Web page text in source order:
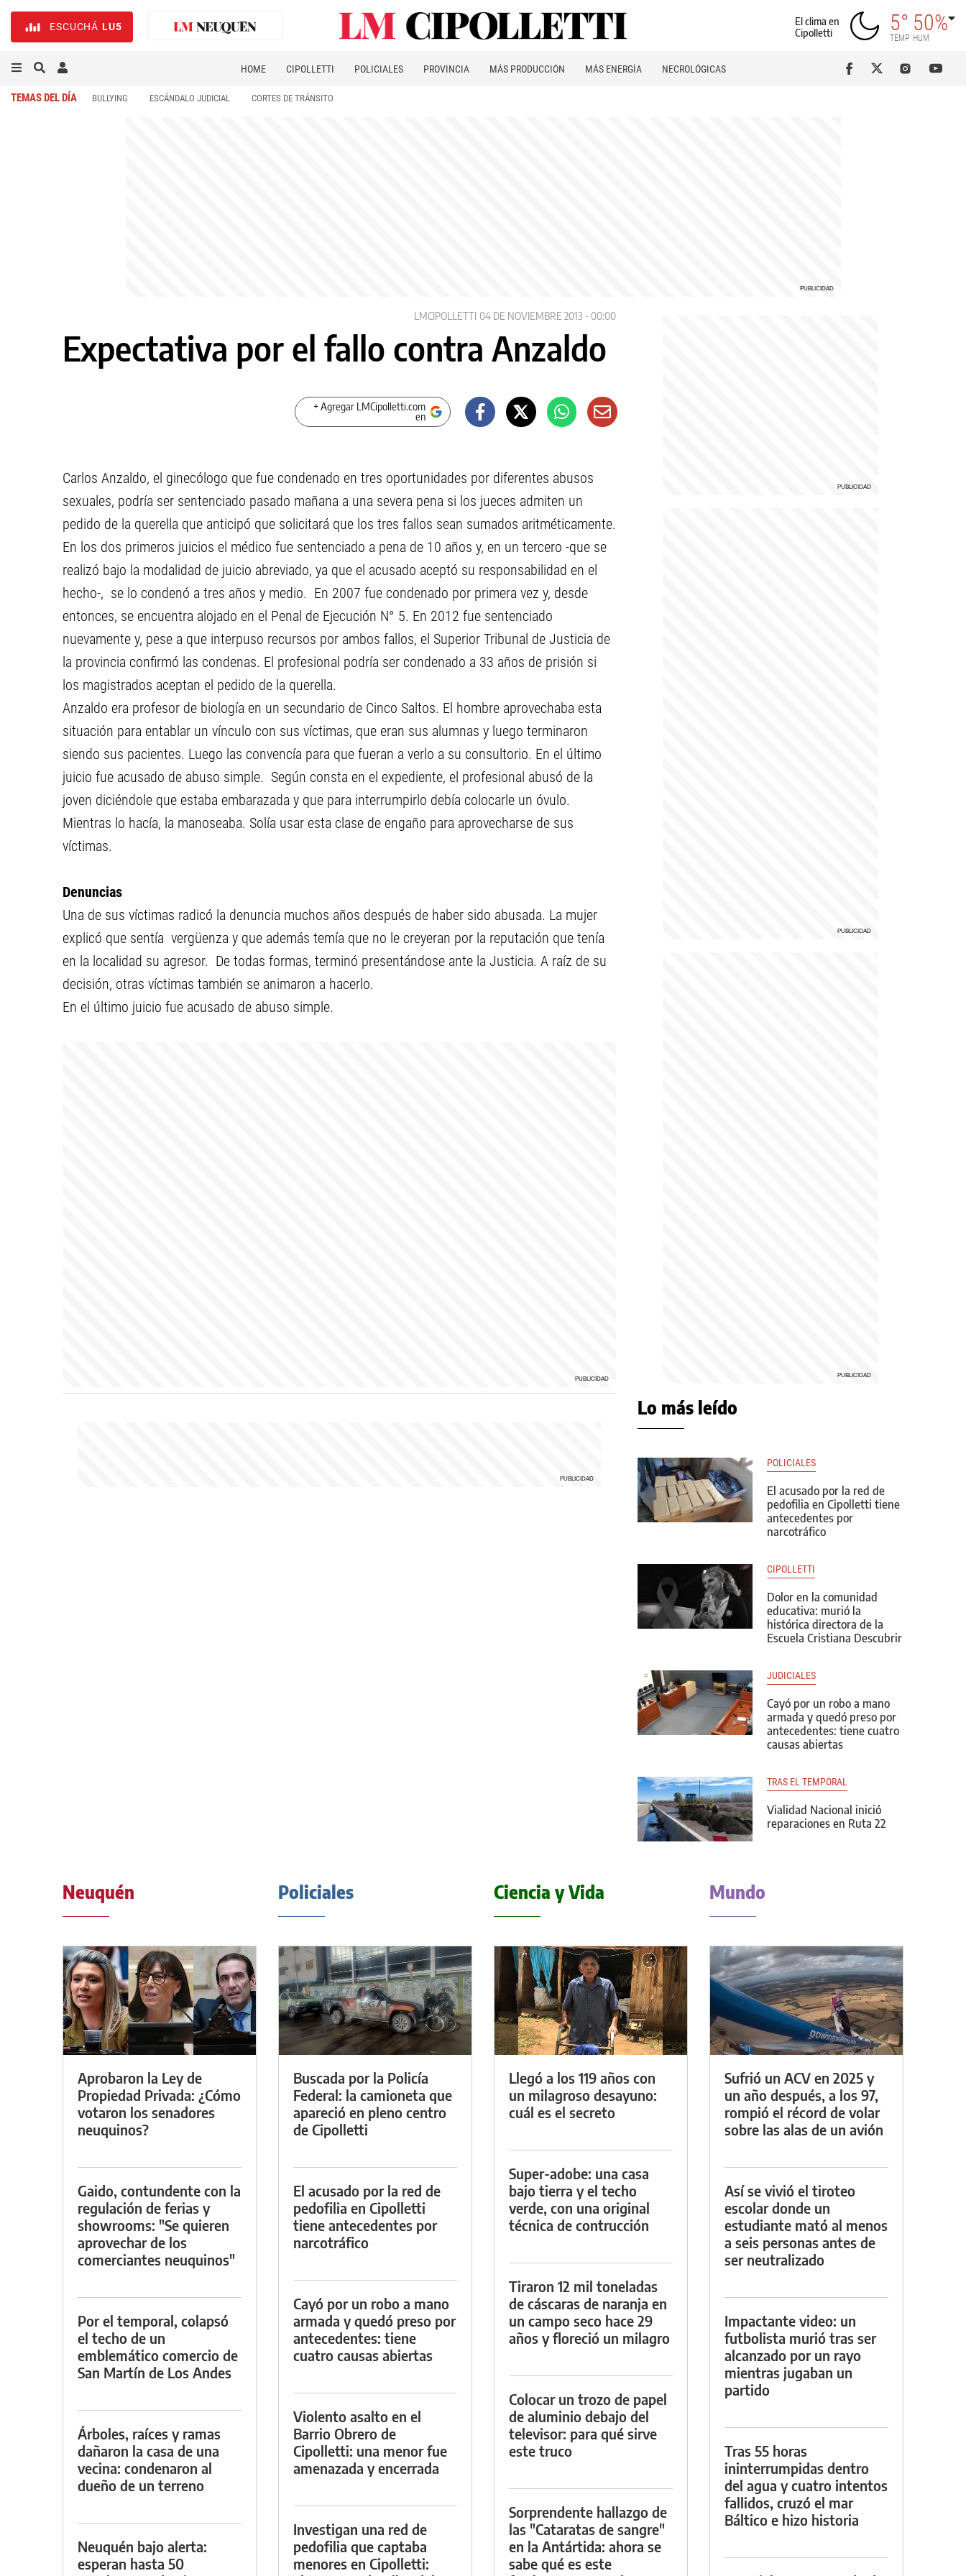
ESCUCHÁ LU5
El clima en
Cipolletti
5°
TEMP
50%
HUM
HOME CIPOLLETTI POLICIALES PROVINCIA MÁS PRODUCCIÓN MÁS ENERGÍA NECROLÓGICAS
TEMAS DEL DÍA BULLYING ESCÁNDALO JUDICIAL CORTES DE TRÁNSITO
LMCIPOLLETTI 04 DE NOVIEMBRE 2013 - 00:00
Expectativa por el fallo contra Anzaldo
+ Agregar LMCipolletti.com
en
Carlos Anzaldo, el ginecólogo que fue condenado en tres oportunidades por diferentes abusos
sexuales, podría ser sentenciado pasado mañana a una severa pena si los jueces admiten un
pedido de la querella que anticipó que solicitará que los tres fallos sean sumados aritméticamente.
En los dos primeros juicios el médico fue sentenciado a pena de 10 años y, en un tercero -que se
realizó bajo la modalidad de juicio abreviado, ya que el acusado aceptó su responsabilidad en el
hecho-, se lo condenó a tres años y medio. En 2007 fue condenado por primera vez y, desde
entonces, se encuentra alojado en el Penal de Ejecución N° 5. En 2012 fue sentenciado
nuevamente y, pese a que interpuso recursos por ambos fallos, el Superior Tribunal de Justicia de
la provincia confirmó las condenas. El profesional podría ser condenado a 33 años de prisión si
los magistrados aceptan el pedido de la querella.
Anzaldo era profesor de biología en un secundario de Cinco Saltos. El hombre aprovechaba esta
situación para entablar un vínculo con sus víctimas, que eran sus alumnas y luego terminaron
siendo sus pacientes. Luego las convencía para que fueran a verlo a su consultorio. En el último
juicio fue acusado de abuso simple. Según consta en el expediente, el profesional abusó de la
joven diciéndole que estaba embarazada y que para interrumpirlo debía colocarle un óvulo.
Mientras lo hacía, la manoseaba. Solía usar esta clase de engaño para aprovecharse de sus
víctimas.
Denuncias
Una de sus víctimas radicó la denuncia muchos años después de haber sido abusada. La mujer
explicó que sentía vergüenza y que además temía que no le creyeran por la reputación que tenía
en la localidad su agresor. De todas formas, terminó presentándose ante la Justicia. A raíz de su
decisión, otras víctimas también se animaron a hacerlo.
En el último juicio fue acusado de abuso simple.
Lo más leído
POLICIALES
El acusado por la red de
pedofilia en Cipolletti tiene
antecedentes por
narcotráfico
CIPOLLETTI
Dolor en la comunidad
educativa: murió la
histórica directora de la
Escuela Cristiana Descubrir
JUDICIALES
Cayó por un robo a mano
armada y quedó preso por
antecedentes: tiene cuatro
causas abiertas
TRAS EL TEMPORAL
Vialidad Nacional inició
reparaciones en Ruta 22
Neuquén
Aprobaron la Ley de
Propiedad Privada: ¿Cómo
votaron los senadores
neuquinos?
Gaido, contundente con la
regulación de ferias y
showrooms: "Se quieren
aprovechar de los
comerciantes neuquinos"
Por el temporal, colapsó
el techo de un
emblemático comercio de
San Martín de Los Andes
Árboles, raíces y ramas
dañaron la casa de una
vecina: condenaron al
dueño de un terreno
Neuquén bajo alerta:
esperan hasta 50
Policiales
Buscada por la Policía
Federal: la camioneta que
apareció en pleno centro
de Cipolletti
El acusado por la red de
pedofilia en Cipolletti
tiene antecedentes por
narcotráfico
Cayó por un robo a mano
armada y quedó preso por
antecedentes: tiene
cuatro causas abiertas
Violento asalto en el
Barrio Obrero de
Cipolletti: una menor fue
amenazada y encerrada
Investigan una red de
pedofilia que captaba
menores en Cipolletti:
Ciencia y Vida
Llegó a los 119 años con
un milagroso desayuno:
cuál es el secreto
Super-adobe: una casa
bajo tierra y el techo
verde, con una original
técnica de contrucción
Tiraron 12 mil toneladas
de cáscaras de naranja en
un campo seco hace 29
años y floreció un milagro
Colocar un trozo de papel
de aluminio debajo del
televisor: para qué sirve
este truco
Sorprendente hallazgo de
las "Cataratas de sangre"
en la Antártida: ahora se
sabe qué es este
Mundo
Sufrió un ACV en 2025 y
un año después, a los 97,
rompió el récord de volar
sobre las alas de un avión
Así se vivió el tiroteo
escolar donde un
estudiante mató al menos
a seis personas antes de
ser neutralizado
Impactante video: un
futbolista murió tras ser
alcanzado por un rayo
mientras jugaban un
partido
Tras 55 horas
ininterrumpidas dentro
del agua y cuatro intentos
fallidos, cruzó el mar
Báltico e hizo historia